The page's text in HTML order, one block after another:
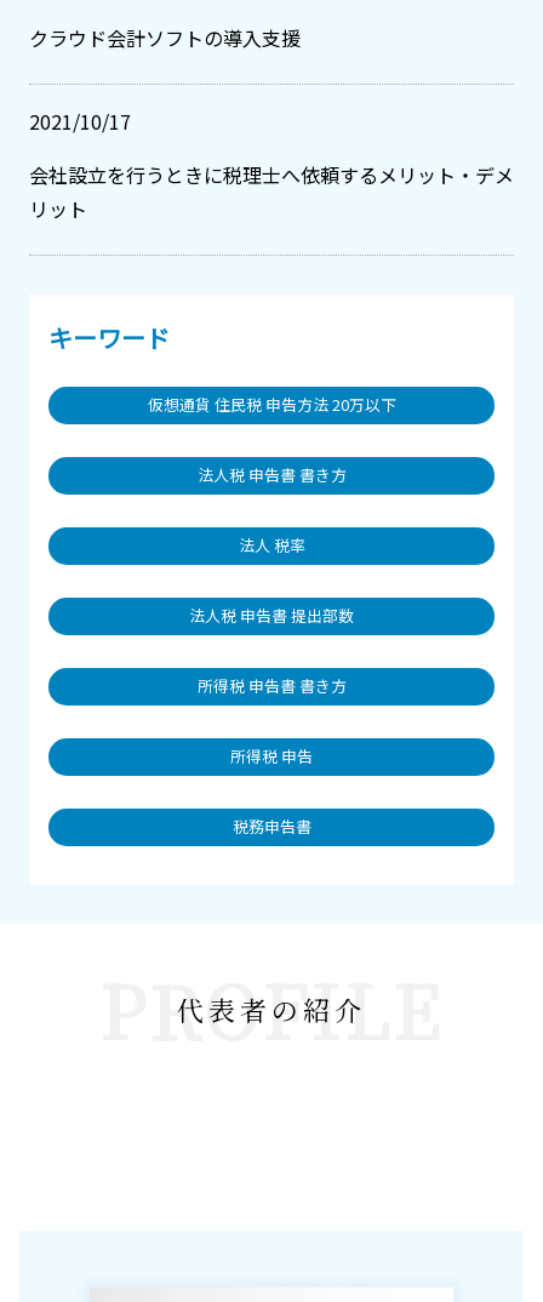
クラウド会計ソフトの導入支援
2021/10/17
会社設立を行うときに税理士へ依頼するメリット・デメ
リット
キーワード
仮想通貨 住民税 申告方法 20万以下
法人税 申告書 書き方
法人 税率
法人税 申告書 提出部数
所得税 申告書 書き方
所得税 申告
税務申告書
PROFILE
代表者の紹介